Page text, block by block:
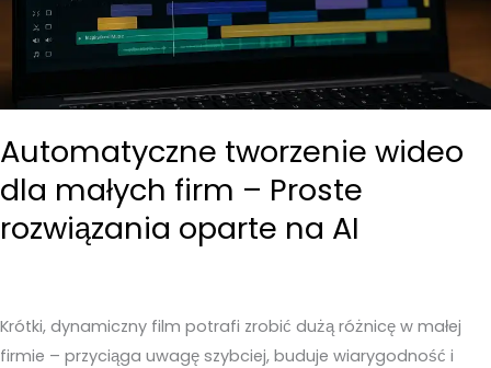
Automatyczne tworzenie wideo
dla małych firm – Proste
rozwiązania oparte na AI
Krótki, dynamiczny film potrafi zrobić dużą różnicę w małej
firmie – przyciąga uwagę szybciej, buduje wiarygodność i